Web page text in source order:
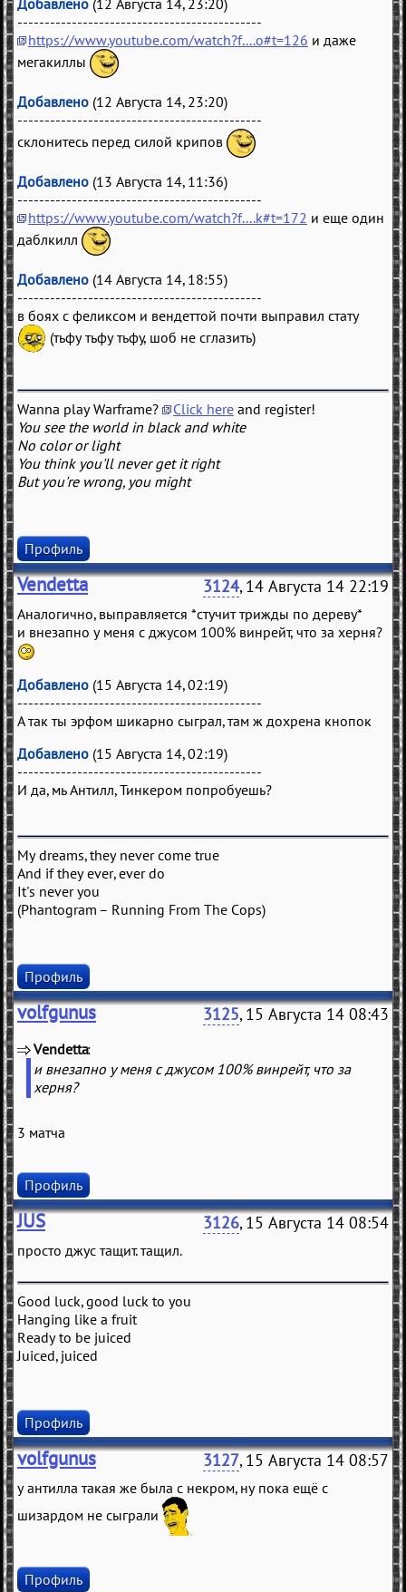
Добавлено (12 Августа 14, 23:20)
---------------------------------------------
https://www.youtube.com/watch?f....o#t=126 и даже
мегакиллы
Добавлено (12 Августа 14, 23:20)
---------------------------------------------
склонитесь перед силой крипов
Добавлено (13 Августа 14, 11:36)
---------------------------------------------
https://www.youtube.com/watch?f....k#t=172 и еще один
даблкилл
Добавлено (14 Августа 14, 18:55)
---------------------------------------------
в боях с феликсом и вендеттой почти выправил стату
(тьфу тьфу тьфу, шоб не сглазить)
Wanna play Warframe? Click here and register!
You see the world in black and white
No color or light
You think you'll never get it right
But you're wrong, you might
Профиль
Vendetta 3124, 14 Августа 14 22:19
Аналогично, выправляется *стучит трижды по дереву*
и внезапно у меня с джусом 100% винрейт, что за херня?
Добавлено (15 Августа 14, 02:19)
---------------------------------------------
А так ты эрфом шикарно сыграл, там ж дохрена кнопок
Добавлено (15 Августа 14, 02:19)
---------------------------------------------
И да, мь Антилл, Тинкером попробуешь?
My dreams, they never come true
And if they ever, ever do
It's never you
(Phantogram – Running From The Cops)
Профиль
volfgunus 3125, 15 Августа 14 08:43
Vendetta
и внезапно у меня с джусом 100% винрейт, что за
херня?
3 матча
Профиль
JUS 3126, 15 Августа 14 08:54
просто джус тащит. тащил.
Good luck, good luck to you
Hanging like a fruit
Ready to be juiced
Juiced, juiced
Профиль
volfgunus 3127, 15 Августа 14 08:57
у антилла такая же была с некром, ну пока ещё с
шизардом не сыграли
Профиль